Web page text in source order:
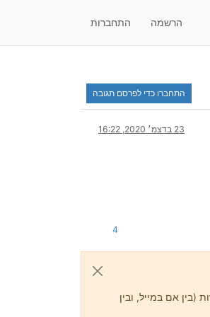
הרשמה התחברות
התחברו כדי לפרסם תגובה
23 בדצמ׳ 2020, 16:22
4
(בין אם במייל, ובין